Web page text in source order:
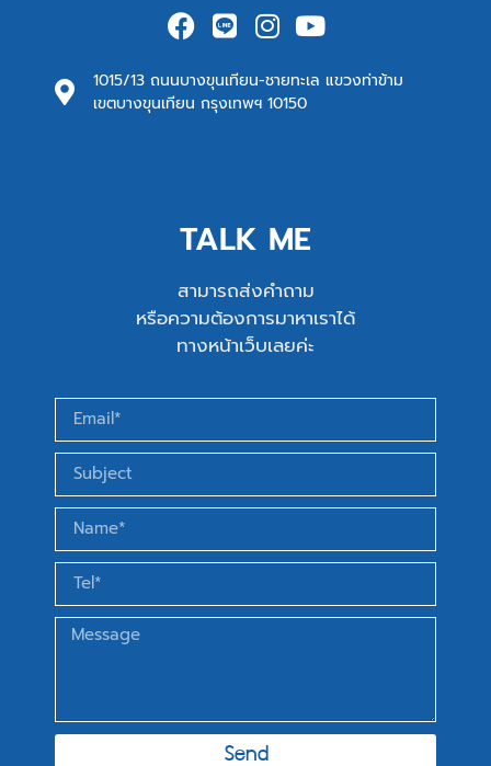
1015/13 ถนนบางขุนเทียน-ชายทะเล แขวงท่าข้าม
เขตบางขุนเทียน กรุงเทพฯ 10150
TALK ME
สามารถส่งคำถาม
หรือความต้องการมาหาเราได้
ทางหน้าเว็บเลยค่ะ
Send